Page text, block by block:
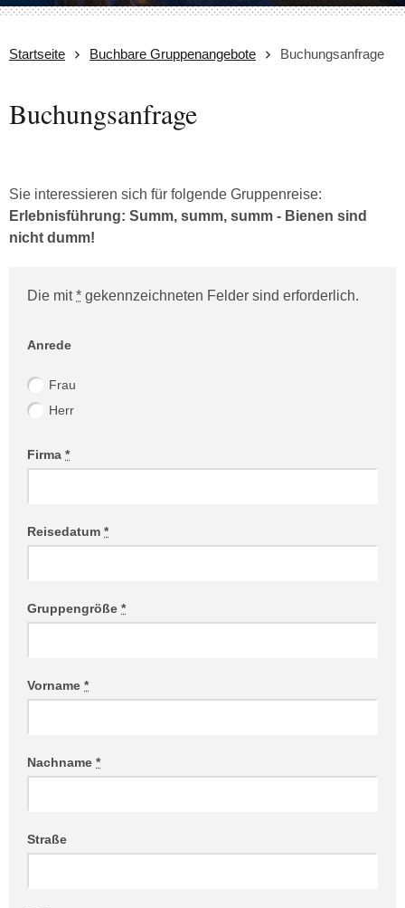
Startseite Buchbare Gruppenangebote Buchungsanfrage
Buchungsanfrage
Sie interessieren sich für folgende Gruppenreise:
Erlebnisführung: Summ, summ, summ - Bienen sind
nicht dumm!
Die mit* gekennzeichneten Felder sind erforderlich.
Anrede
Frau
Herr
Firma *
Reisedatum *
Gruppengröße *
Vorname *
Nachname *
Straße